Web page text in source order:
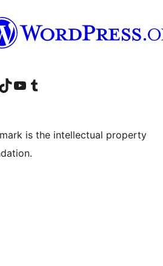
खाते पर जाएँहमारे यूट्यूब चैनल पर जाएंहमारे Tumblr खाते पर जाएँ
is the intellectual property